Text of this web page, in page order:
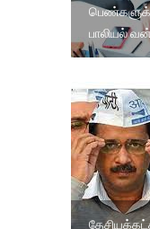
பாலியல்